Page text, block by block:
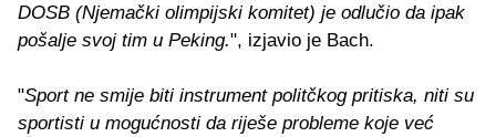
DOSB (Njemački olimpijski komitet) je odlučio da ipak
pošalje svoj tim u Peking.", izjavio je Bach.
"Sport ne smije biti instrument politčkog pritiska, niti su
sportisti u mogućnosti da riješe probleme koje već